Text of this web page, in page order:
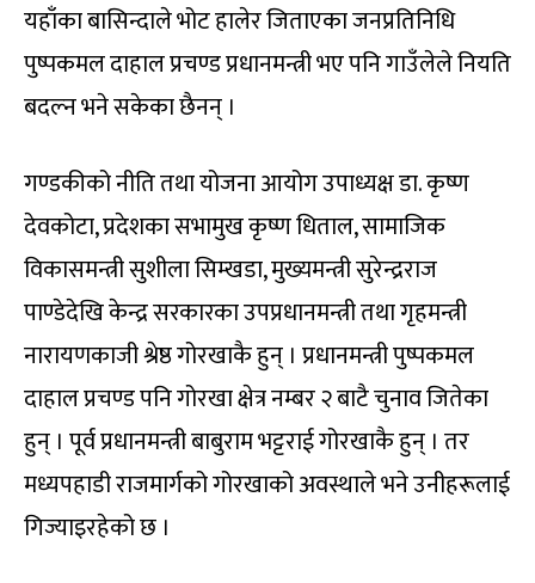
यहाँका बासिन्दाले भोट हालेर जिताएका जनप्रतिनिधि
पुष्पकमल दाहाल प्रचण्ड प्रधानमन्त्री भए पनि गाउँलेले नियति
बदल्न भने सकेका छैनन् ।
गण्डकीको नीति तथा योजना आयोग उपाध्यक्ष डा. कृष्ण
देवकोटा, प्रदेशका सभामुख कृष्ण धिताल, सामाजिक
विकासमन्त्री सुशीला सिम्खडा, मुख्यमन्त्री सुरेन्द्रराज
पाण्डेदेखि केन्द्र सरकारका उपप्रधानमन्त्री तथा गृहमन्त्री
नारायणकाजी श्रेष्ठ गोरखाकै हुन् । प्रधानमन्त्री पुष्पकमल
दाहाल प्रचण्ड पनि गोरखा क्षेत्र नम्बर २ बाटै चुनाव जितेका
हुन् । पूर्व प्रधानमन्त्री बाबुराम भट्टराई गोरखाकै हुन् । तर
मध्यपहाडी राजमार्गको गोरखाको अवस्थाले भने उनीहरूलाई
गिज्याइरहेको छ ।